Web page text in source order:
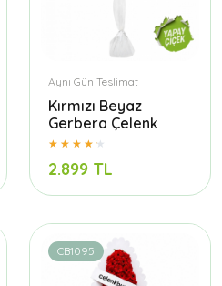
Aynı Gün Teslimat
Kırmızı Beyaz
Gerbera Çelenk
2.899 TL
CB1095